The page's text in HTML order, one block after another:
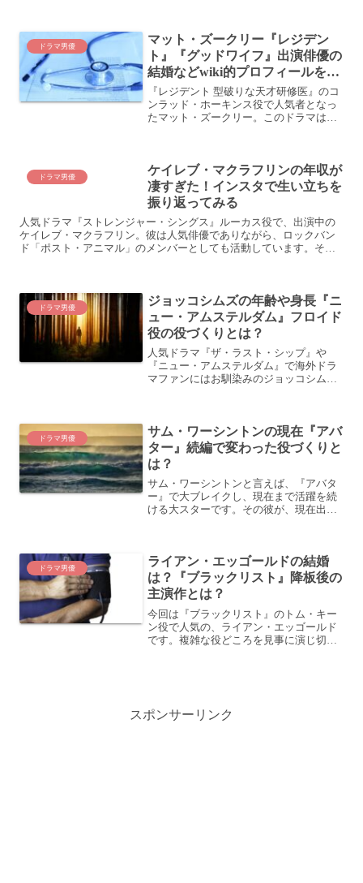
ょっと大変...
ドラマ男優
マット・ズークリー『レジデン
ト』『グッドワイフ』出演俳優の
結婚などwiki的プロフィールをご
紹介。
『レジデント 型破りな天才研修医』のコ
ンラッド・ホーキンス役で人気者となっ
たマット・ズークリー。このドラマは、
マ。マット・ズーク...
ドラマ男優
ケイレブ・マクラフリンの年収が
凄すぎた！インスタで生い立ちを
振り返ってみる
人気ドラマ『ストレンジャー・シングス』ルーカス役で、出演中の
ケイレブ・マクラフリン。彼は人気俳優でありながら、ロックバン
ド「ポスト・アニマル」のメンバーとしても活動しています。そん
ドラマ男優
ジョッコシムズの年齢や身長『ニ
ュー・アムステルダム』フロイド
役の役づくりとは？
人気ドラマ『ザ・ラスト・シップ』や
『ニュー・アムステルダム』で海外ドラ
マファンにはお馴染みのジョッコシム
役づくりについてご紹介します...
ドラマ男優
サム・ワーシントンの現在『アバ
ター』続編で変わった役づくりと
は？
サム・ワーシントンと言えば、『アバタ
ー』で大ブレイクし、現在まで活躍を続
ける大スターです。その彼が、現在出演
ワーシントンの心境をご紹...
ドラマ男優
ライアン・エッゴールドの結婚
は？『ブラックリスト』降板後の
主演作とは？
今回は『ブラックリスト』のトム・キー
ン役で人気の、ライアン・エッゴールド
です。複雑な役どころを見事に演じ切り
スポンサーリンク